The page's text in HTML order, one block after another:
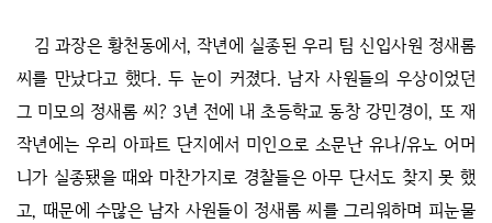
김 과장은 황천동에서, 작년에 실종된 우리 팀 신입사원 정새롬
씨를 만났다고 했다. 두 눈이 커졌다. 남자 사원들의 우상이었던
그 미모의 정새롬 씨? 3년 전에 내 초등학교 동창 강민경이, 또 재
작년에는 우리 아파트 단지에서 미인으로 소문난 유나/유노 어머
니가 실종됐을 때와 마찬가지로 경찰들은 아무 단서도 찾지 못 했
고, 때문에 수많은 남자 사원들이 정새롬 씨를 그리워하며 피눈물